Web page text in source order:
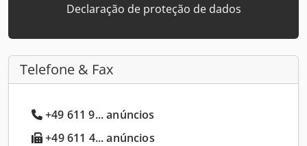
Declaração de proteção de dados
Telefone & Fax
+49 611 9... anúncios
+49 611 4... anúncios